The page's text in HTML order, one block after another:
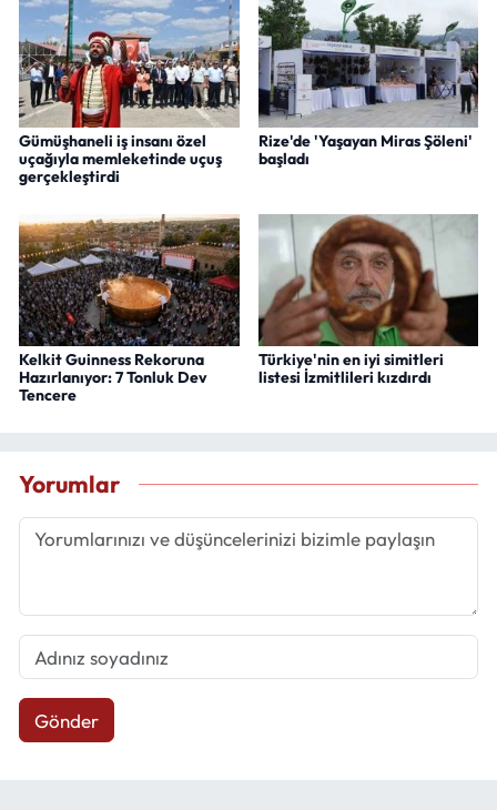
Gümüşhaneli iş insanı özel
uçağıyla memleketinde uçuş
gerçekleştirdi
Rize'de 'Yaşayan Miras Şöleni'
başladı
Kelkit Guinness Rekoruna
Hazırlanıyor: 7 Tonluk Dev
Tencere
Türkiye'nin en iyi simitleri
listesi İzmitlileri kızdırdı
Yorumlar
Gönder